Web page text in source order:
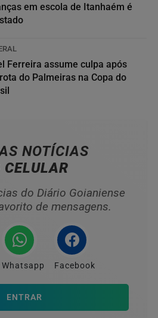
em escola de Itanhaém é
Ferreira assume culpa após
do Palmeiras na Copa do
NOTÍCIAS
CELULAR
do Diário Goianiense
de mensagens.
Whatsapp Facebook
ENTRAR